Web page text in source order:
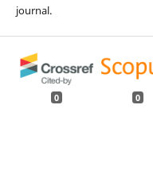
journal.
0 0